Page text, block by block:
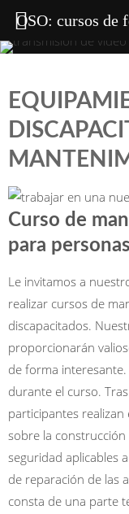
Curso de
para
Le invitamos a
realizar cursos de
discapacitados.
proporcionarán
de forma
durante el curso.
participantes
sobre la
seguridad aplicables
de reparación de las
consta de una parte
OSO: cursos de